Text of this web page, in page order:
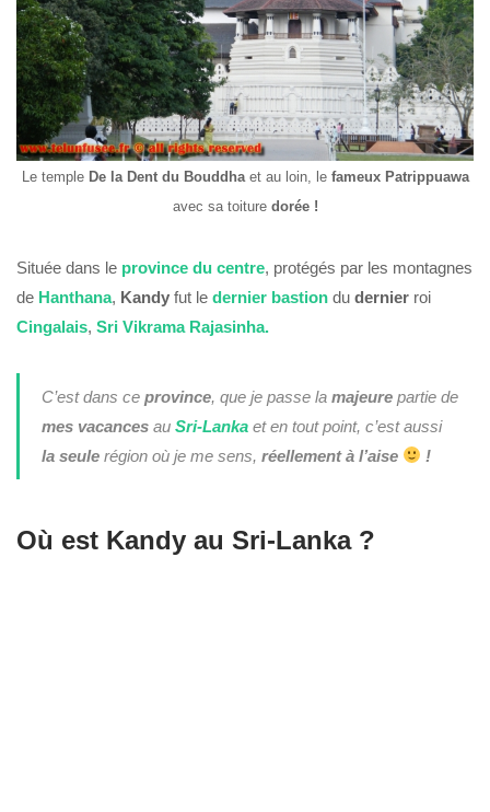
Le temple De la Dent du Bouddhaet au loin, le fameux Patrippuawa
avec sa toituredorée !
Située dans le province du centre, protégés par les montagnes
de Hanthana, Kandy fut le dernier bastion du dernier roi
Cingalais, Sri Vikrama Rajasinha.
C’est dans ce province, que je passe la majeurepartie de
mes vacancesau Sri-Lankaet en tout point, c’est aussi
la seulerégion où je me sens, réellement à l’aise !
Où est Kandy au Sri-Lanka ?